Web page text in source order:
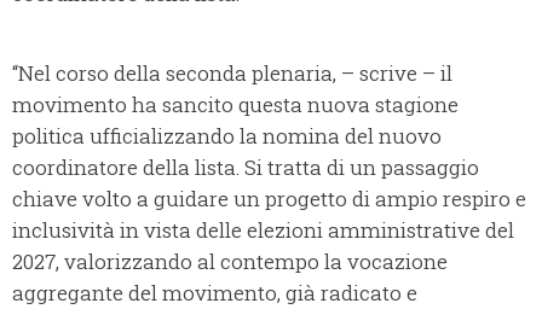
“Nel corso della seconda plenaria, – scrive – il
movimento ha sancito questa nuova stagione
politica ufficializzando la nomina del nuovo
coordinatore della lista. Si tratta di un passaggio
chiave volto a guidare un progetto di ampio respiro e
inclusività in vista delle elezioni amministrative del
2027, valorizzando al contempo la vocazione
aggregante del movimento, già radicato e